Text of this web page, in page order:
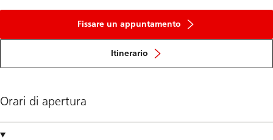
Fissare un appuntamento
Itinerario
Orari di apertura